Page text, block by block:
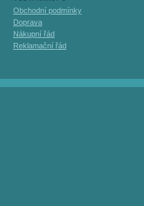
Obchodní podmínky
Doprava
Nákupní řád
Reklamační řád